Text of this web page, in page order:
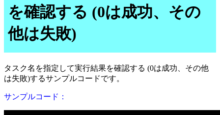
を確認する (0は成功、その
他は失敗)
タスク名を指定して実行結果を確認する (0は成功、その他
は失敗)するサンプルコードです。
サンプルコード：